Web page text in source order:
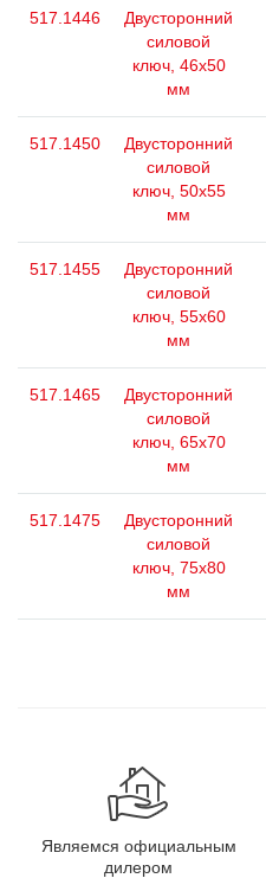
517.1446
Двусторонний
силовой
ключ, 46x50
мм
517.1450
Двусторонний
силовой
ключ, 50x55
мм
517.1455
Двусторонний
силовой
ключ, 55x60
мм
517.1465
Двусторонний
силовой
ключ, 65x70
мм
517.1475
Двусторонний
силовой
ключ, 75x80
мм
Являемся официальным
дилером